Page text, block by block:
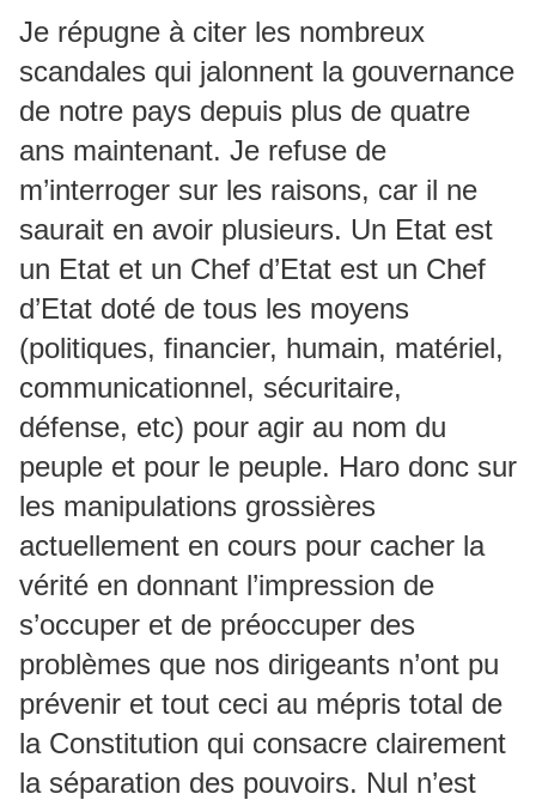
Je répugne à citer les nombreux
scandales qui jalonnent la gouvernance
de notre pays depuis plus de quatre
ans maintenant. Je refuse de
m’interroger sur les raisons, car il ne
saurait en avoir plusieurs. Un Etat est
un Etat et un Chef d’Etat est un Chef
d’Etat doté de tous les moyens
(politiques, financier, humain, matériel,
communicationnel, sécuritaire,
défense, etc) pour agir au nom du
peuple et pour le peuple. Haro donc sur
les manipulations grossières
actuellement en cours pour cacher la
vérité en donnant l’impression de
s’occuper et de préoccuper des
problèmes que nos dirigeants n’ont pu
prévenir et tout ceci au mépris total de
la Constitution qui consacre clairement
la séparation des pouvoirs. Nul n’est